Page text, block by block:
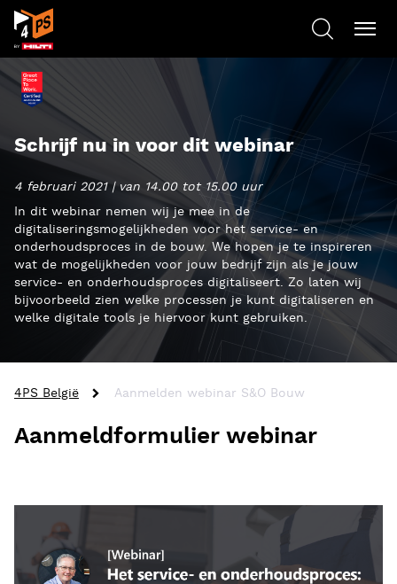
Schrijf nu in voor dit webinar
4 februari 2021 | van 14.00 tot 15.00 uur
In dit webinar nemen wij je mee in de
digitaliseringsmogelijkheden voor het service- en
onderhoudsproces in de bouw. We hopen je te inspireren
wat de mogelijkheden voor jouw bedrijf zijn als je jouw
service- en onderhoudsproces digitaliseert. Zo laten wij
bijvoorbeeld zien welke processen je kunt digitaliseren en
welke digitale tools je hiervoor kunt gebruiken.
4PS België Aanmelden webinar S&O Bouw
Aanmeldformulier webinar